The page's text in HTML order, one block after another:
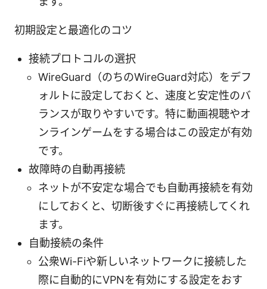
初期設定と最適化のコツ
接続プロトコルの選択
WireGuard（のちのWireGuard対応）をデフ
ォルトに設定しておくと、速度と安定性のバ
ランスが取りやすいです。特に動画視聴やオ
ンラインゲームをする場合はこの設定が有効
です。
故障時の自動再接続
ネットが不安定な場合でも自動再接続を有効
にしておくと、切断後すぐに再接続してくれ
ます。
自動接続の条件
公衆Wi-Fiや新しいネットワークに接続した
際に自動的にVPNを有効にする設定をおす